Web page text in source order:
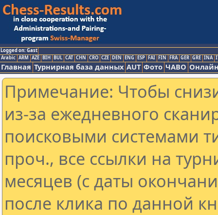
Logged on: Gast
Arabic ARM AZE BIH BUL CAT CHN CRO CZE DEN ENG ESP FAI FIN FRA GER GRE INA
Главная Турнирная база данных AUT Фото ЧАВО
Примечание: Чтобы
из-за ежедневного
поисковыми системами
проч., все ссылки на
месяцев (с даты
после клика по данной